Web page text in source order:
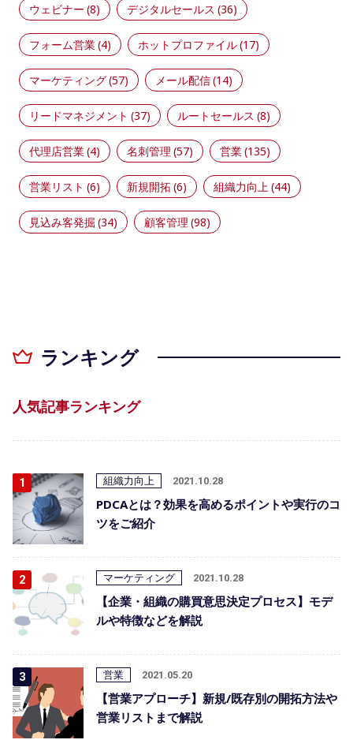
ウェビナー (8) デジタルセールス (36)
フォーム営業(4) ホットプロファイル(17)
マーケティング(57) メール配信(14)
リードマネジメント (37) ルートセールス (8)
代理店営業(4) 名刺管理 (57) 営業(135)
営業リスト (6) 新規開拓 (6) 組織力向上 (44)
見込み客発掘 (34) 顧客管理 (98)
ランキング
人気記事ランキング
組織力向上 2021.10.28
PDCAとは？効果を高めるポイントや実行のコ
ツをご紹介
マーケティング 2021.10.28
【企業・組織の購買意思決定プロセス】モデ
ルや特徴などを解説
営業 2021.05.20
【営業アプローチ】新規/既存別の開拓方法や
営業リストまで解説